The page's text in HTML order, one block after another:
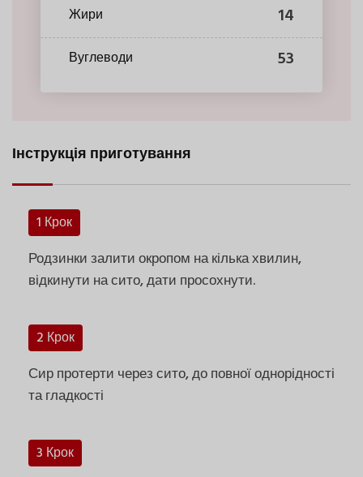
Жири 14
Вуглеводи 53
Інструкція приготування
1 Крок
Родзинки залити окропом на кілька хвилин,
відкинути на сито, дати просохнути.
2 Крок
Сир протерти через сито, до повної однорідності
та гладкості
3 Крок